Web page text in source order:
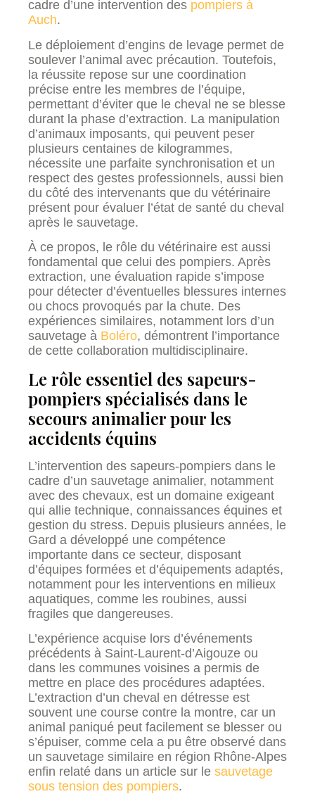
cadre d’une intervention des pompiers à
Auch.
Le déploiement d’engins de levage permet de
soulever l’animal avec précaution. Toutefois,
la réussite repose sur une coordination
précise entre les membres de l’équipe,
permettant d’éviter que le cheval ne se blesse
durant la phase d’extraction. La manipulation
d’animaux imposants, qui peuvent peser
plusieurs centaines de kilogrammes,
nécessite une parfaite synchronisation et un
respect des gestes professionnels, aussi bien
du côté des intervenants que du vétérinaire
présent pour évaluer l’état de santé du cheval
après le sauvetage.
À ce propos, le rôle du vétérinaire est aussi
fondamental que celui des pompiers. Après
extraction, une évaluation rapide s’impose
pour détecter d’éventuelles blessures internes
ou chocs provoqués par la chute. Des
expériences similaires, notamment lors d’un
sauvetage à Boléro, démontrent l’importance
de cette collaboration multidisciplinaire.
Le rôle essentiel des sapeurs-
pompiers spécialisés dans le
secours animalier pour les
accidents équins
L’intervention des sapeurs-pompiers dans le
cadre d’un sauvetage animalier, notamment
avec des chevaux, est un domaine exigeant
qui allie technique, connaissances équines et
gestion du stress. Depuis plusieurs années, le
Gard a développé une compétence
importante dans ce secteur, disposant
d’équipes formées et d’équipements adaptés,
notamment pour les interventions en milieux
aquatiques, comme les roubines, aussi
fragiles que dangereuses.
L’expérience acquise lors d’événements
précédents à Saint-Laurent-d’Aigouze ou
dans les communes voisines a permis de
mettre en place des procédures adaptées.
L’extraction d’un cheval en détresse est
souvent une course contre la montre, car un
animal paniqué peut facilement se blesser ou
s’épuiser, comme cela a pu être observé dans
un sauvetage similaire en région Rhône-Alpes
enfin relaté dans un article sur le sauvetage
sous tension des pompiers.